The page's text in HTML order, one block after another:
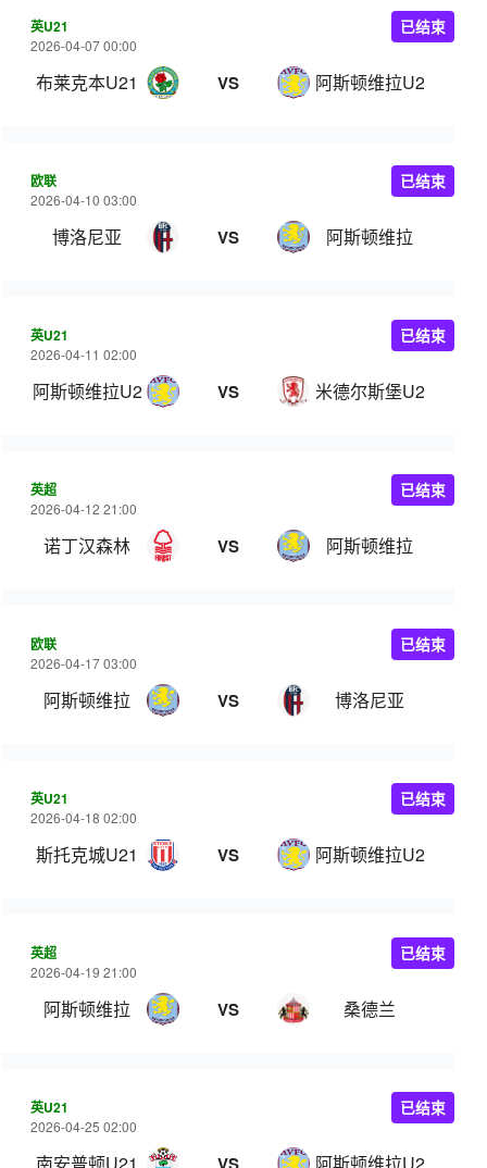
英U21
2026-04-07 00:00
布莱克本U21 VS 阿斯顿维拉U21
已结束
欧联
2026-04-10 03:00
博洛尼亚 VS 阿斯顿维拉
已结束
英U21
2026-04-11 02:00
阿斯顿维拉U21 VS 米德尔斯堡U21
已结束
英超
2026-04-12 21:00
诺丁汉森林 VS 阿斯顿维拉
已结束
欧联
2026-04-17 03:00
阿斯顿维拉 VS 博洛尼亚
已结束
英U21
2026-04-18 02:00
斯托克城U21 VS 阿斯顿维拉U21
已结束
英超
2026-04-19 21:00
阿斯顿维拉 VS 桑德兰
已结束
英U21
2026-04-25 02:00
已结束